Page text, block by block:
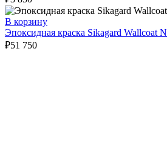
В корзину
Эпоксидная краска Sikagard Wallcoat N
₽51 750